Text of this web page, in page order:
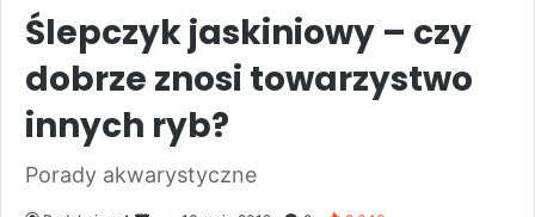
Ślepczyk jaskiniowy – czy
dobrze znosi towarzystwo
innych ryb?
Porady akwarystyczne